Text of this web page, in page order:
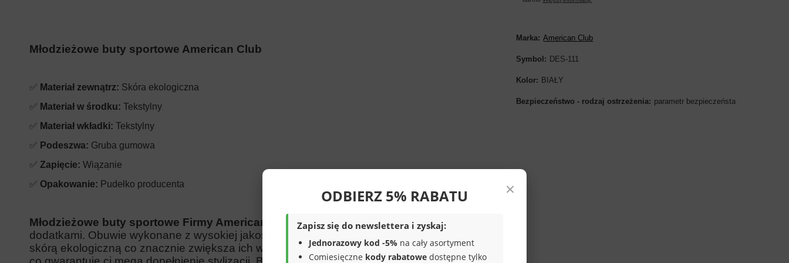
Młodzieżowe buty sportowe American Club
✅ Materiał zewnątrz: Skóra ekologiczna
✅ Materiał w środku: Tekstylny
✅ Materiał wkładki: Tekstylny
✅ Podeszwa: Gruba gumowa
✅ Zapięcie: Wiązanie
✅ Opakowanie: Pudełko producenta
Młodzieżowe buty sportowe Firmy American Club
w kolorze białym z beżowymi
dodatkami. Obuwie wykonane z wysokiej jakości, posiadają cholewkę wykończoną
skórą ekologiczną co znacznie zwiększa ich wytrzymałość. Ciekawie zaprojektowane
Marka American Club
Symbol DES-111
Kolor BIAŁY
Bezpieczeństwo - rodzaj ostrzeżenia parametr bezpieczeństa
×
ODBIERZ 5% RABATU
Zapisz się do newslettera i zyskaj:
Jednorazowy kod -5% na cały asortyment
Comiesięczne kody rabatowe dostępne tylko